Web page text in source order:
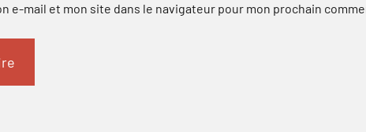
e-mail et mon site dans le navigateur pour mon prochain